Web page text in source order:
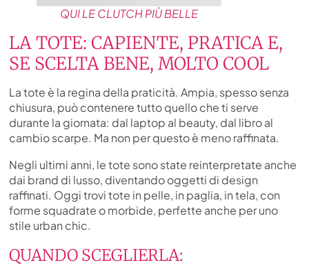
QUI LE CLUTCH PIÙ BELLE
LA TOTE: CAPIENTE, PRATICA E,
SE SCELTA BENE, MOLTO COOL
La tote è la regina della praticità. Ampia, spesso senza
chiusura, può contenere tutto quello che ti serve
durante la giornata: dal laptop al beauty, dal libro al
cambio scarpe. Ma non per questo è meno raffinata.
Negli ultimi anni, le tote sono state reinterpretate anche
dai brand di lusso, diventando oggetti di design
raffinati. Oggi trovi tote in pelle, in paglia, in tela, con
forme squadrate o morbide, perfette anche per uno
stile urban chic.
QUANDO SCEGLIERLA: